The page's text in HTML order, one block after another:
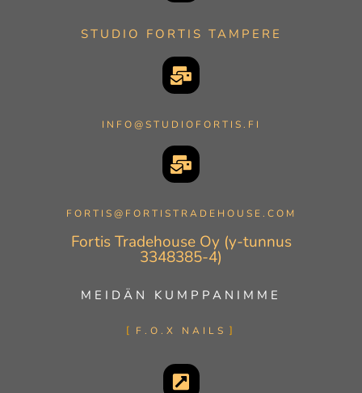
STUDIO FORTIS TAMPERE
INFO@STUDIOFORTIS.FI
FORTIS@FORTISTRADEHOUSE.COM
Fortis Tradehouse Oy (y-tunnus
3348385-4)
MEIDÄN KUMPPANIMME
F.O.X NAILS